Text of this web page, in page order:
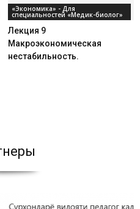
«Экономика» - Для
специальностей «Медик-биолог»
Лекция 9
Макроэкономическая
нестабильность.